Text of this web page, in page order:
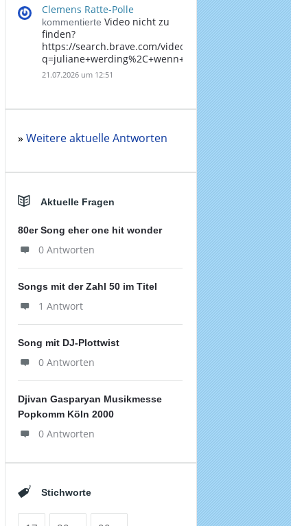
Clemens Ratte-Polle
kommentierte Video nicht zu
finden?
https://search.brave.com/videos?
21.07.2026 um 12:51
» Weitere aktuelle Antworten
Aktuelle Fragen
80er Song eher one hit wonder
0 Antworten
Songs mit der Zahl 50 im Titel
1 Antwort
Song mit DJ-Plottwist
0 Antworten
Djivan Gasparyan Musikmesse
Popkomm Köln 2000
0 Antworten
Stichworte